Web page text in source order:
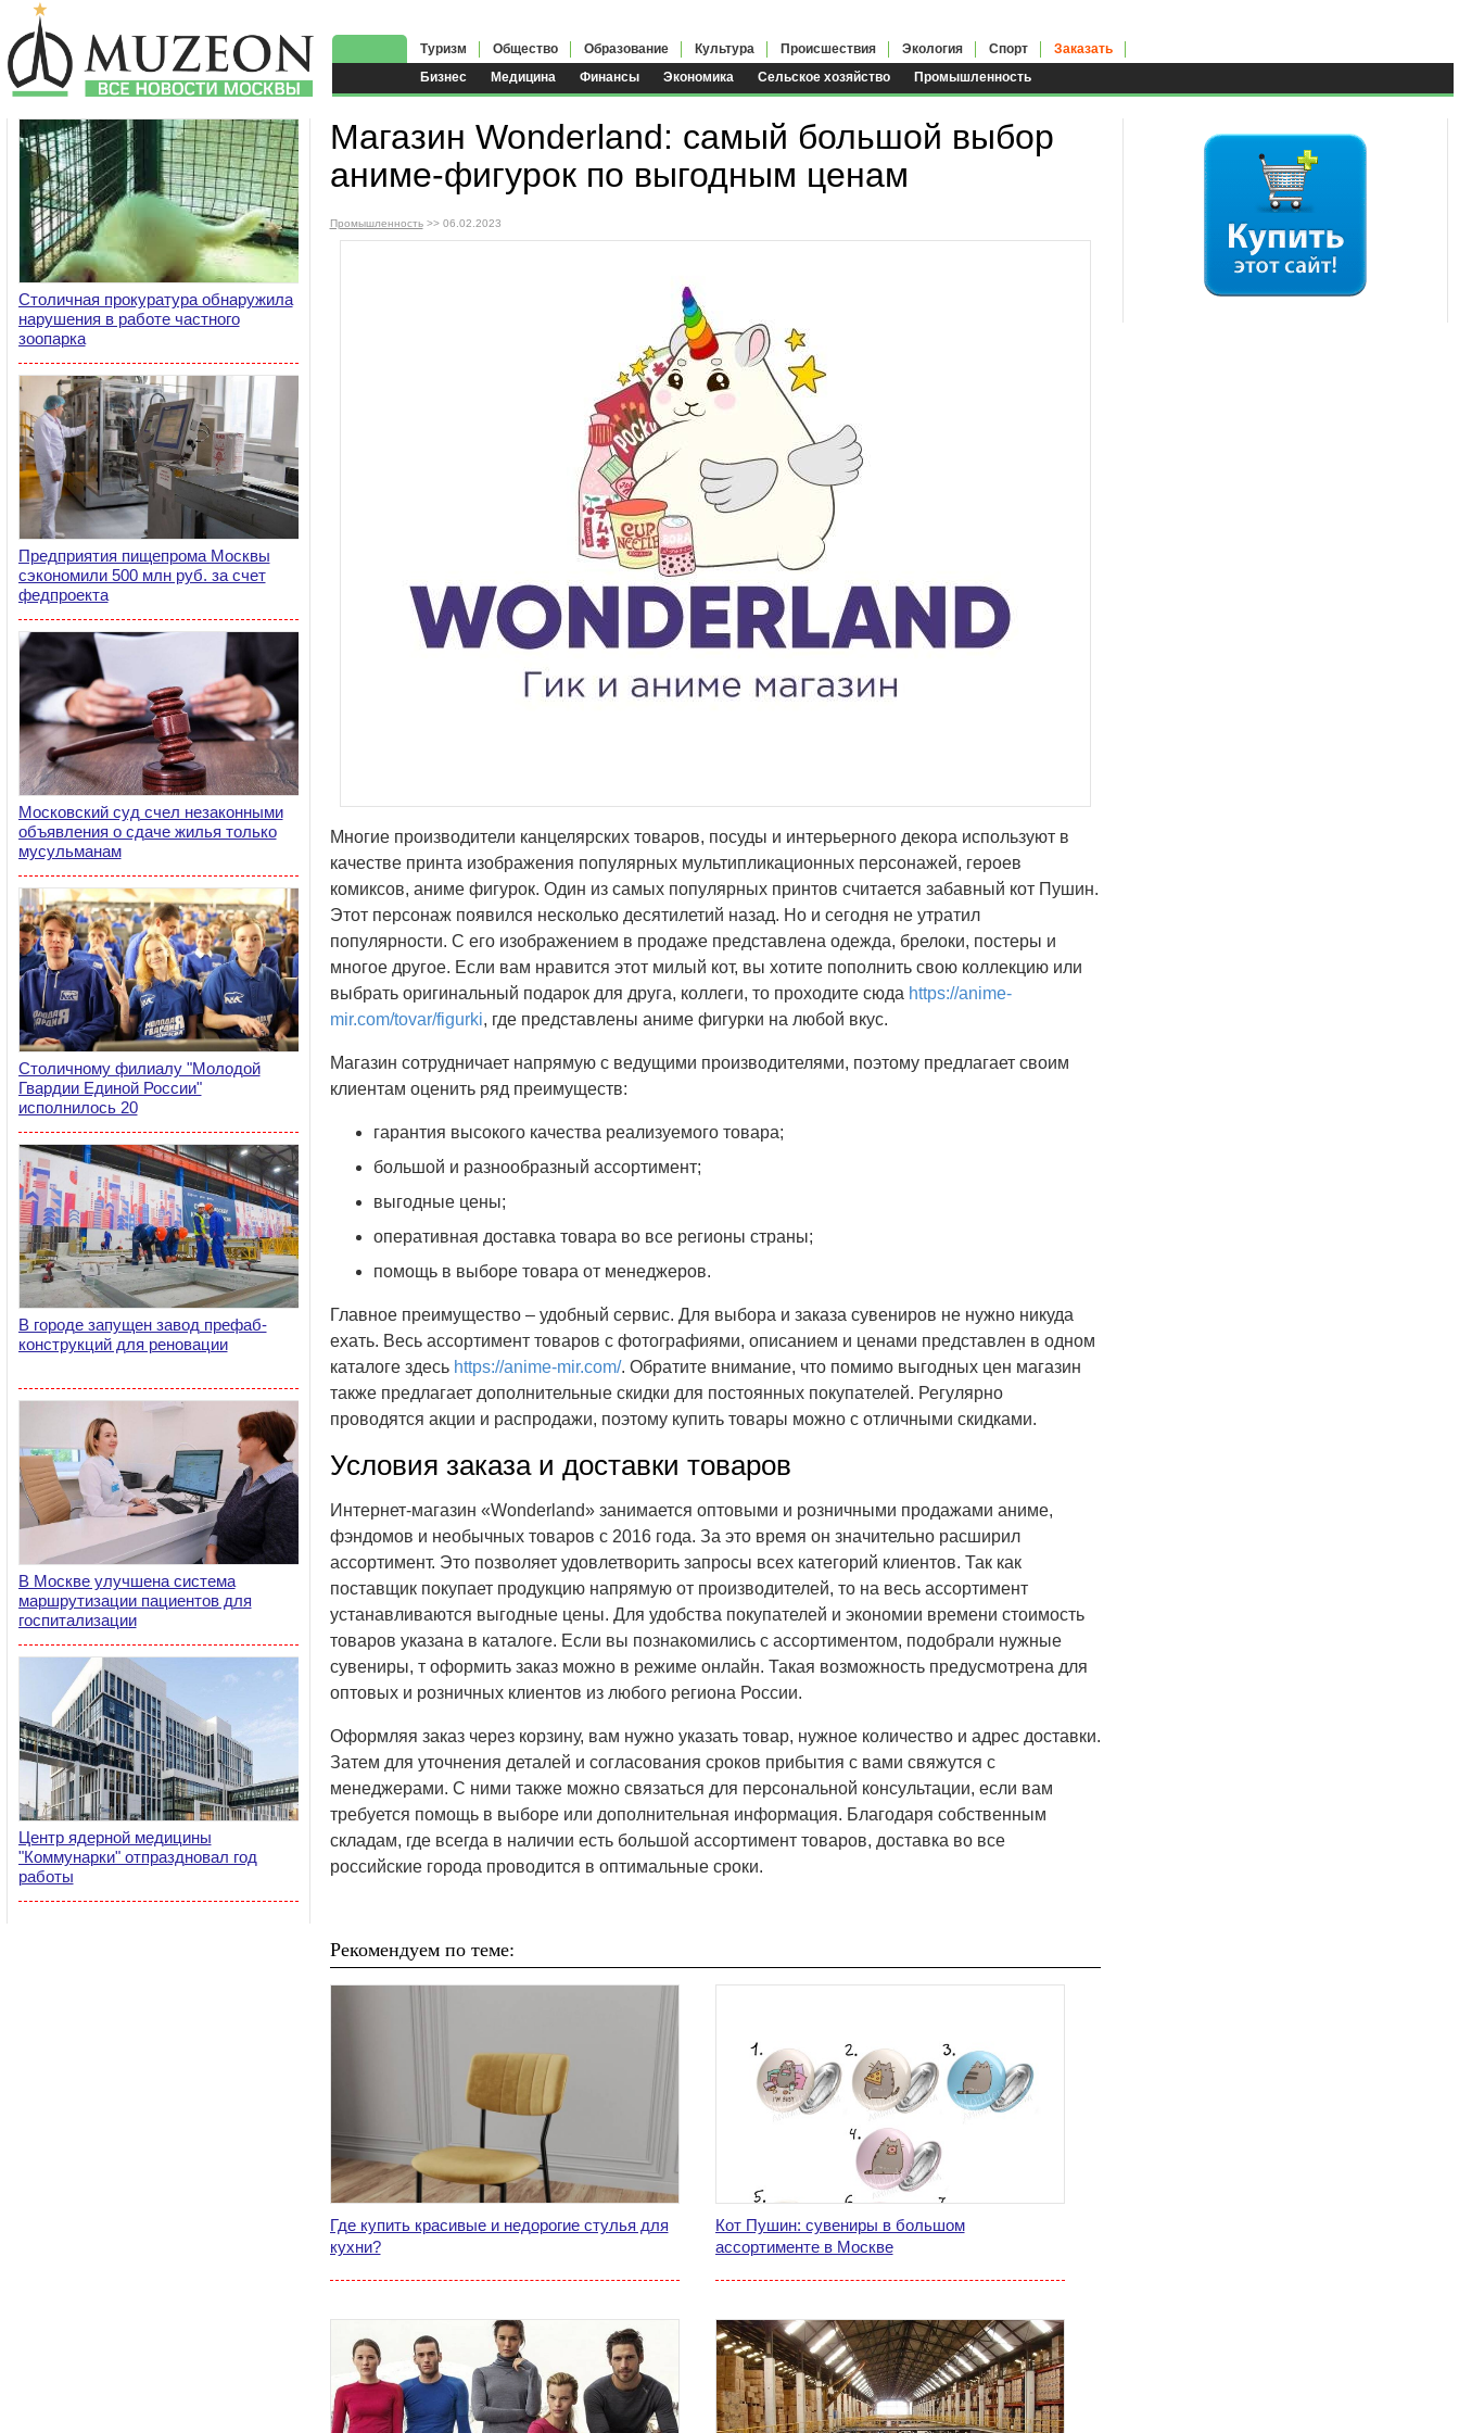
Бизнес Медицина Финансы Экономика Сельское хозяйство Промышленность
Туризм Общество Образование Культура Происшествия Экология Спорт Заказать
Столичная прокуратура обнаружила
нарушения в работе частного
зоопарка
Предприятия пищепрома Москвы
сэкономили 500 млн руб. за счет
федпроекта
Московский суд счел незаконными
объявления о сдаче жилья только
мусульманам
Столичному филиалу "Молодой
Гвардии Единой России"
исполнилось 20
В городе запущен завод префаб-
конструкций для реновации
В Москве улучшена система
маршрутизации пациентов для
госпитализации
Центр ядерной медицины
"Коммунарки" отпраздновал год
работы
Магазин Wonderland: самый большой выбор
аниме-фигурок по выгодным ценам
Промышленность>> 06.02.2023
Многие производители канцелярских товаров, посуды и интерьерного декора используют в
качестве принта изображения популярных мультипликационных персонажей, героев
комиксов, аниме фигурок. Один из самых популярных принтов считается забавный кот Пушин.
Этот персонаж появился несколько десятилетий назад. Но и сегодня не утратил
популярности. С его изображением в продаже представлена одежда, брелоки, постеры и
многое другое. Если вам нравится этот милый кот, вы хотите пополнить свою коллекцию или
выбрать оригинальный подарок для друга, коллеги, то проходите сюда https://anime-
mir.com/tovar/figurki, где представлены аниме фигурки на любой вкус.
Магазин сотрудничает напрямую с ведущими производителями, поэтому предлагает своим
клиентам оценить ряд преимуществ:
гарантия высокого качества реализуемого товара;
большой и разнообразный ассортимент;
выгодные цены;
оперативная доставка товара во все регионы страны;
помощь в выборе товара от менеджеров.
Главное преимущество – удобный сервис. Для выбора и заказа сувениров не нужно никуда
ехать. Весь ассортимент товаров с фотографиями, описанием и ценами представлен в одном
каталоге здесь https://anime-mir.com/. Обратите внимание, что помимо выгодных цен магазин
также предлагает дополнительные скидки для постоянных покупателей. Регулярно
проводятся акции и распродажи, поэтому купить товары можно с отличными скидками.
Условия заказа и доставки товаров
Интернет-магазин «Wonderland» занимается оптовыми и розничными продажами аниме,
фэндомов и необычных товаров с 2016 года. За это время он значительно расширил
ассортимент. Это позволяет удовлетворить запросы всех категорий клиентов. Так как
поставщик покупает продукцию напрямую от производителей, то на весь ассортимент
устанавливаются выгодные цены. Для удобства покупателей и экономии времени стоимость
товаров указана в каталоге. Если вы познакомились с ассортиментом, подобрали нужные
сувениры, т оформить заказ можно в режиме онлайн. Такая возможность предусмотрена для
оптовых и розничных клиентов из любого региона России.
Оформляя заказ через корзину, вам нужно указать товар, нужное количество и адрес доставки.
Затем для уточнения деталей и согласования сроков прибытия с вами свяжутся с
менеджерами. С ними также можно связаться для персональной консультации, если вам
требуется помощь в выборе или дополнительная информация. Благодаря собственным
складам, где всегда в наличии есть большой ассортимент товаров, доставка во все
российские города проводится в оптимальные сроки.
Рекомендуем по теме:
Где купить красивые и недорогие стулья для
кухни?
Кот Пушин: сувениры в большом
ассортименте в Москве